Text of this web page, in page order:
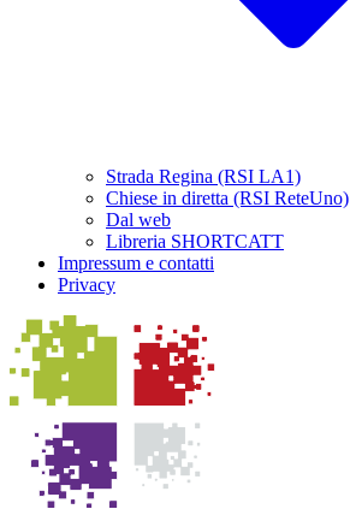
Strada Regina (RSI LA1)
Chiese in diretta (RSI ReteUno)
Dal web
Libreria SHORTCATT
Impressum e contatti
Privacy